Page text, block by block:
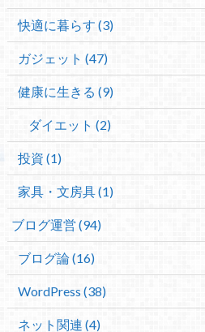
快適に暮らす (3)
ガジェット (47)
健康に生きる (9)
ダイエット (2)
投資 (1)
家具・文房具 (1)
ブログ運営 (94)
ブログ論 (16)
WordPress (38)
ネット関連 (4)